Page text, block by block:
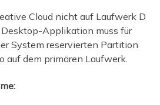
Cloud nicht auf Laufwerk D
Applikation muss für
System reservierten Partition
auf dem primären Laufwerk.